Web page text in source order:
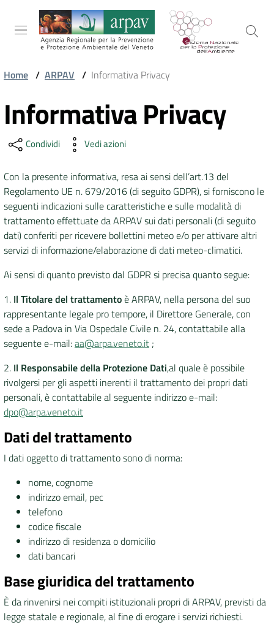
Salta al contenuto
Salta alla navigazione
Salta al footer
TEMI
TERRITORIO
SERVIZI
DATI
AMBIENTALI
Seguici
su
Home / ARPAV / Informativa Privacy
Vai al contenuto
Informativa Privacy
Condividi Vedi azioni
Con la presente informativa, resa ai sensi dell’art.13 del
Regolamento UE n. 679/2016 (di seguito GDPR), si forniscono le
seguenti indicazioni sulle caratteristiche e sulle modalità di
trattamento effettuate da ARPAV sui dati personali (di seguito
dati) conferiti per ricevere bollettini meteo e/o per attivare altri
servizi di informazione/elaborazione di dati meteo-climatici.
Ai sensi di quanto previsto dal GDPR si precisa quanto segue:
1. Il Titolare del trattamentoè ARPAV, nella persona del suo
rappresentante legale pro tempore, il Direttore Generale, con
sede a Padova in Via Ospedale Civile n. 24, contattabile alla
seguente e-mail:aa@arpa.veneto.it ;
2. Il Responsabile della Protezione Dati,al quale è possibile
rivolgersi per gli aspetti inerenti il trattamento dei propri dati
personali, è contattabile al seguente indirizzo e-mail:
dpo@arpa.veneto.it
Dati del trattamento
I dati oggetto di trattamento sono di norma:
nome, cognome
indirizzo email, pec
telefono
codice fiscale
indirizzo di residenza o domicilio
dati bancari
Base giuridica del trattamento
È da rinvenirsi nei compiti istituzionali propri di ARPAV, previsti da
legge statale e regionale, al fine di erogare i servizi richiesti.